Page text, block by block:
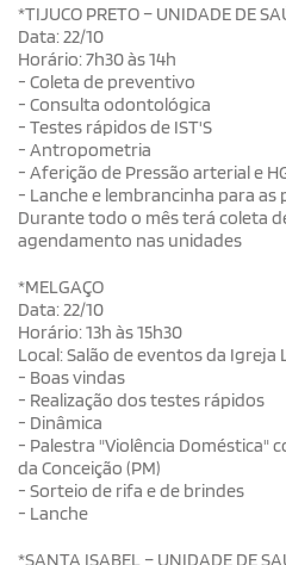
*TIJUCO PRETO – UNIDADE DE
Data: 22/10
Horário: 7h30 às 14h
- Coleta de preventivo
- Consulta odontológica
- Testes rápidos de IST'S
- Antropometria
- Aferição de Pressão arterial e
- Lanche e lembrancinha para as
Durante todo o mês terá coleta
agendamento nas unidades
*MELGAÇO
Data: 22/10
Horário: 13h às 15h30
Local: Salão de eventos da Igreja
- Boas vindas
- Realização dos testes rápidos
- Dinâmica
- Palestra "Violência Doméstica"
da Conceição (PM)
- Sorteio de rifa e de brindes
- Lanche
*SANTA ISABEL – UNIDADE DE